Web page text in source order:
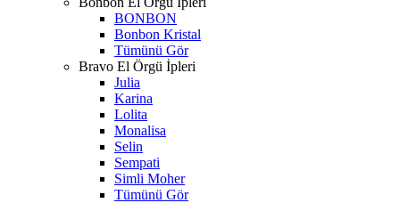
BONBON
Bonbon Kristal
Tümünü Gör
Bravo El Örgü İpleri
Julia
Karina
Lolita
Monalisa
Selin
Sempati
Simli Moher
Tümünü Gör